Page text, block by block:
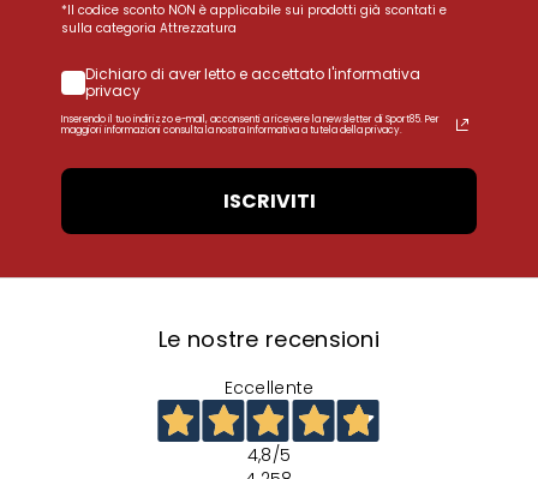
*Il codice sconto NON è applicabile sui prodotti già scontati e
sulla categoria Attrezzatura
Dichiaro di aver letto e accettato l'informativa
privacy
Inserendo il tuo indirizzo e-mail, acconsenti a ricevere la newsletter di Sport85. Per
maggiori informazioni consulta la nostra Informativa a tutela della privacy.
ISCRIVITI
Le nostre recensioni
Eccellente
4,8/5